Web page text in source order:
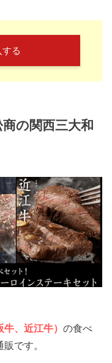
る
商の関西三大和
牛、近江牛）の食べ
です。